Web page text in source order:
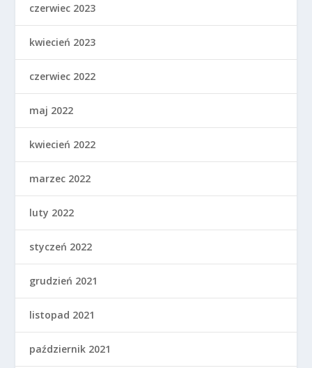
czerwiec 2023
kwiecień 2023
czerwiec 2022
maj 2022
kwiecień 2022
marzec 2022
luty 2022
styczeń 2022
grudzień 2021
listopad 2021
październik 2021